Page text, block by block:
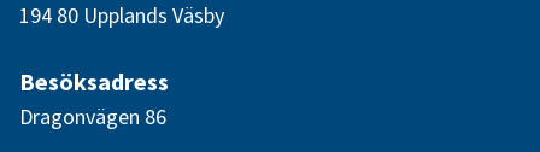
194 80 Upplands Väsby
Besöksadress
Dragonvägen 86